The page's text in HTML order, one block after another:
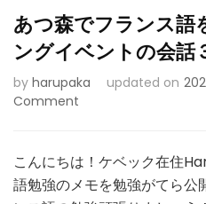
あつ森でフランス語
ングイベントの会話
by harupaka updated on
Comment
森
で
フ
こんにちは！ケベック在住
語勉強のメモを勉強がてら公